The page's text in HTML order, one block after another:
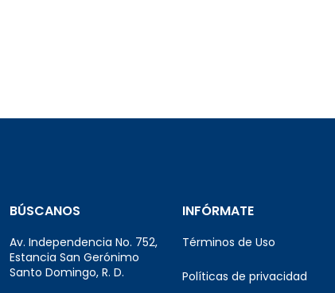
BÚSCANOS
Av. Independencia No. 752,
Estancia San Gerónimo
Santo Domingo, R. D.
INFÓRMATE
Términos de Uso
Políticas de privacidad